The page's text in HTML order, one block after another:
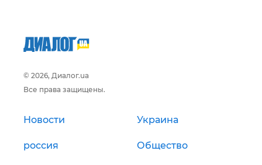
© 2026, Диалог.ua
Все права защищены.
Новости Украина
россия Общество